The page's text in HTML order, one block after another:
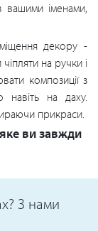
вашими іменами,
декору -
на ручки і
композиції з
навіть на даху.
прикраси.
ви завжди
З нами